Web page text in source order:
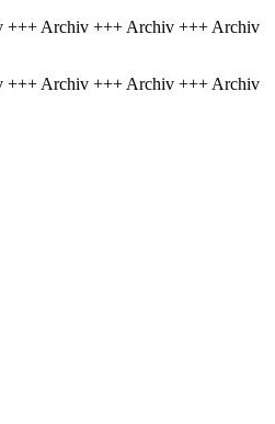
Archiv +++ Archiv +++ Archiv
Archiv +++ Archiv +++ Archiv